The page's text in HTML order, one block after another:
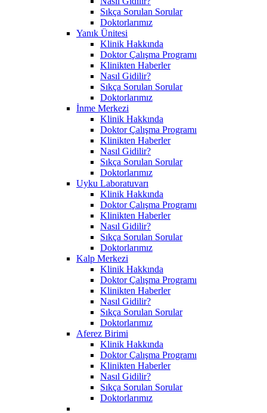
Sıkça Sorulan Sorular
Doktorlarımız
Yanık Ünitesi
Klinik Hakkında
Doktor Çalışma Programı
Klinikten Haberler
Nasıl Gidilir?
Sıkça Sorulan Sorular
Doktorlarımız
İnme Merkezi
Klinik Hakkında
Doktor Çalışma Programı
Klinikten Haberler
Nasıl Gidilir?
Sıkça Sorulan Sorular
Doktorlarımız
Uyku Laboratuvarı
Klinik Hakkında
Doktor Çalışma Programı
Klinikten Haberler
Nasıl Gidilir?
Sıkça Sorulan Sorular
Doktorlarımız
Kalp Merkezi
Klinik Hakkında
Doktor Çalışma Programı
Klinikten Haberler
Nasıl Gidilir?
Sıkça Sorulan Sorular
Doktorlarımız
Aferez Birimi
Klinik Hakkında
Doktor Çalışma Programı
Klinikten Haberler
Nasıl Gidilir?
Sıkça Sorulan Sorular
Doktorlarımız